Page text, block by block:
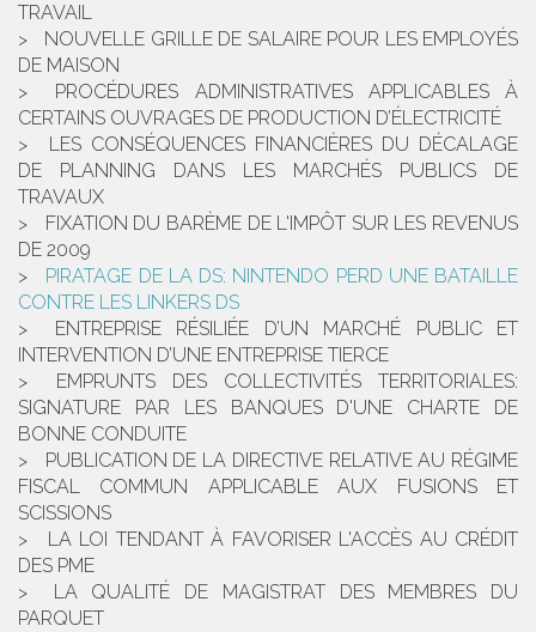
TRAVAIL
NOUVELLE GRILLE DE SALAIRE POUR LES EMPLOYÉS
DE MAISON
PROCÉDURES ADMINISTRATIVES APPLICABLES À
CERTAINS OUVRAGES DE PRODUCTION D’ÉLECTRICITÉ
LES CONSÉQUENCES FINANCIÈRES DU DÉCALAGE
DE PLANNING DANS LES MARCHÉS PUBLICS DE
TRAVAUX
FIXATION DU BARÈME DE L'IMPÔT SUR LES REVENUS
DE 2009
PIRATAGE DE LA DS: NINTENDO PERD UNE BATAILLE
CONTRE LES LINKERS DS
ENTREPRISE RÉSILIÉE D’UN MARCHÉ PUBLIC ET
INTERVENTION D’UNE ENTREPRISE TIERCE
EMPRUNTS DES COLLECTIVITÉS TERRITORIALES:
SIGNATURE PAR LES BANQUES D'UNE CHARTE DE
BONNE CONDUITE
PUBLICATION DE LA DIRECTIVE RELATIVE AU RÉGIME
FISCAL COMMUN APPLICABLE AUX FUSIONS ET
SCISSIONS
LA LOI TENDANT À FAVORISER L'ACCÈS AU CRÉDIT
DES PME
LA QUALITÉ DE MAGISTRAT DES MEMBRES DU
PARQUET